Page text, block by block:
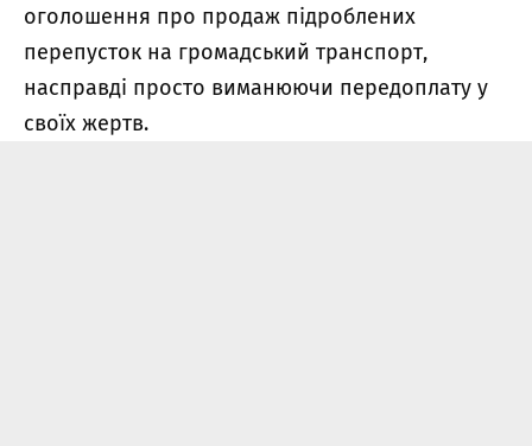
оголошення про продаж підроблених
перепусток на громадський транспорт,
насправді просто виманюючи передоплату у
своїх жертв.